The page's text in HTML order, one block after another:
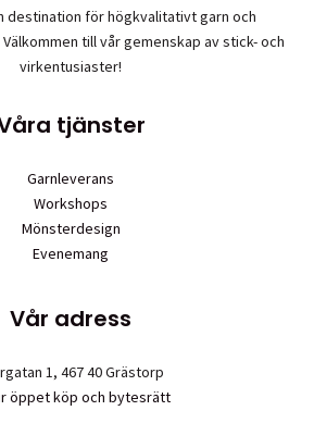
väljas
på
produktsidan
destination för högkvalitativt garn och
till vår gemenskap av stick- och
virkentusiaster!
tjänster
Garnleverans
Workshops
Mönsterdesign
Evenemang
Vår adress
1, 467 40 Grästorp
öppet köp och bytesrätt